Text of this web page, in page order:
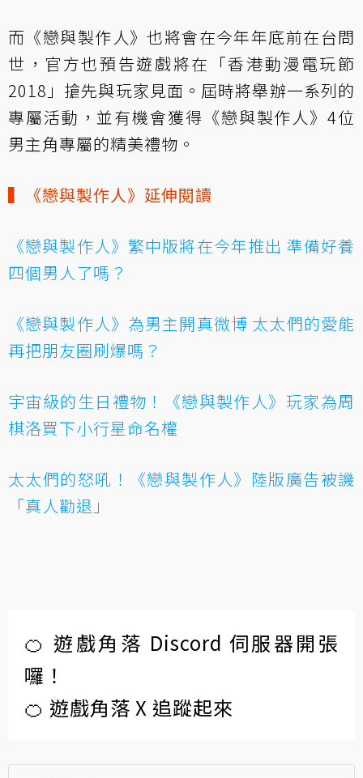
而《戀與製作人》也將會在今年年底前在台問
世，官方也預告遊戲將在「香港動漫電玩節
2018」搶先與玩家見面。屆時將舉辦一系列的
專屬活動，並有機會獲得《戀與製作人》4位
男主角專屬的精美禮物。
▍《戀與製作人》延伸閱讀
《戀與製作人》繁中版將在今年推出 準備好養
四個男人了嗎？
《戀與製作人》為男主開真微博 太太們的愛能
再把朋友圈刷爆嗎？
宇宙級的生日禮物！《戀與製作人》玩家為周
棋洛買下小行星命名權
太太們的怒吼！《戀與製作人》陸版廣告被譏
「真人勸退」
🍊 遊戲角落 Discord 伺服器開張
囉！
🍊 遊戲角落 X 追蹤起來